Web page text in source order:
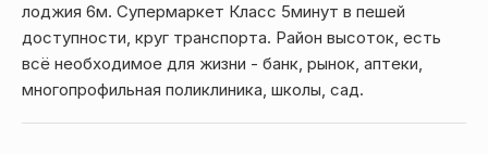
лоджия 6м. Супермаркет Класс 5минут в пешей
доступности, круг транспорта. Район высоток, есть
всё необходимое для жизни - банк, рынок, аптеки,
многопрофильная поликлиника, школы, сад.